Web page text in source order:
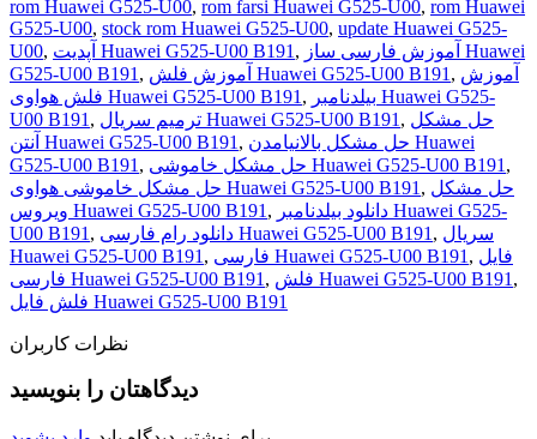
rom Huawei G525-U00, rom farsi Huawei G525-U00, rom Huawei
G525-U00, stock rom Huawei G525-U00, update Huawei G525-
U00, آپدیت Huawei G525-U00 B191 , آموزش فارسی ساز Huawei
G525-U00 B191 , آموزش فلش Huawei G525-U00 B191 , آموزش
فلش هواوی Huawei G525-U00 B191 , بیلدنامبر Huawei G525-
U00 B191 , ترمیم سریال Huawei G525-U00 B191 , حل مشکل
آنتن Huawei G525-U00 B191 , حل مشکل بالانیامدن Huawei
G525-U00 B191 , حل مشکل خاموشی Huawei G525-U00 B191 ,
حل مشکل خاموشی هواوی Huawei G525-U00 B191 , حل مشکل
ویروس Huawei G525-U00 B191 , دانلود بیلدنامبر Huawei G525-
U00 B191 , دانلود رام فارسی Huawei G525-U00 B191 , سریال
Huawei G525-U00 B191 , فارسی Huawei G525-U00 B191 , فایل
فارسی Huawei G525-U00 B191 , فلش Huawei G525-U00 B191 ,
فلش فایل Huawei G525-U00 B191
نظرات کاربران
دیدگاهتان را بنویسید